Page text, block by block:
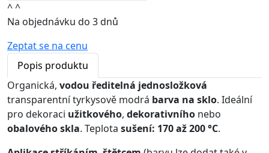
^^
Na objednávku do 3 dnů
Zeptat se na cenu
Popis produktu
Organická, vodou ředitelná jednosložková
transparentní tyrkysově modrá barva na sklo. Ideální
pro dekoraci užitkového, dekorativního nebo
obalového skla. Teplota sušení: 170 až 200 °C.